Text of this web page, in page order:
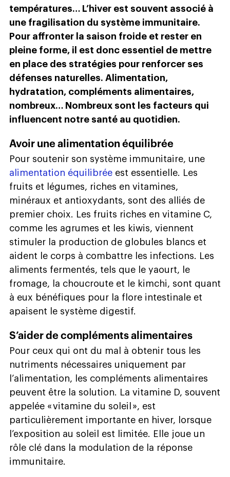
températures… L’hiver est souvent associé à
une fragilisation du système immunitaire.
Pour affronter la saison froide et rester en
pleine forme, il est donc essentiel de mettre
en place des stratégies pour renforcer ses
défenses naturelles. Alimentation,
hydratation, compléments alimentaires,
nombreux… Nombreux sont les facteurs qui
influencent notre santé au quotidien.
Avoir une alimentation équilibrée
Pour soutenir son système immunitaire, une
alimentation équilibrée est essentielle. Les
fruits et légumes, riches en vitamines,
minéraux et antioxydants, sont des alliés de
premier choix. Les fruits riches en vitamine C,
comme les agrumes et les kiwis, viennent
stimuler la production de globules blancs et
aident le corps à combattre les infections. Les
aliments fermentés, tels que le yaourt, le
fromage, la choucroute et le kimchi, sont quant
à eux bénéfiques pour la flore intestinale et
apaisent le système digestif.
S’aider de compléments alimentaires
Pour ceux qui ont du mal à obtenir tous les
nutriments nécessaires uniquement par
l’alimentation, les compléments alimentaires
peuvent être la solution. La vitamine D, souvent
appelée « vitamine du soleil », est
particulièrement importante en hiver, lorsque
l’exposition au soleil est limitée. Elle joue un
rôle clé dans la modulation de la réponse
immunitaire.